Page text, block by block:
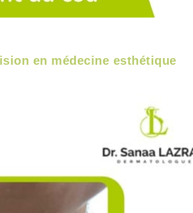
en médecine esthétique